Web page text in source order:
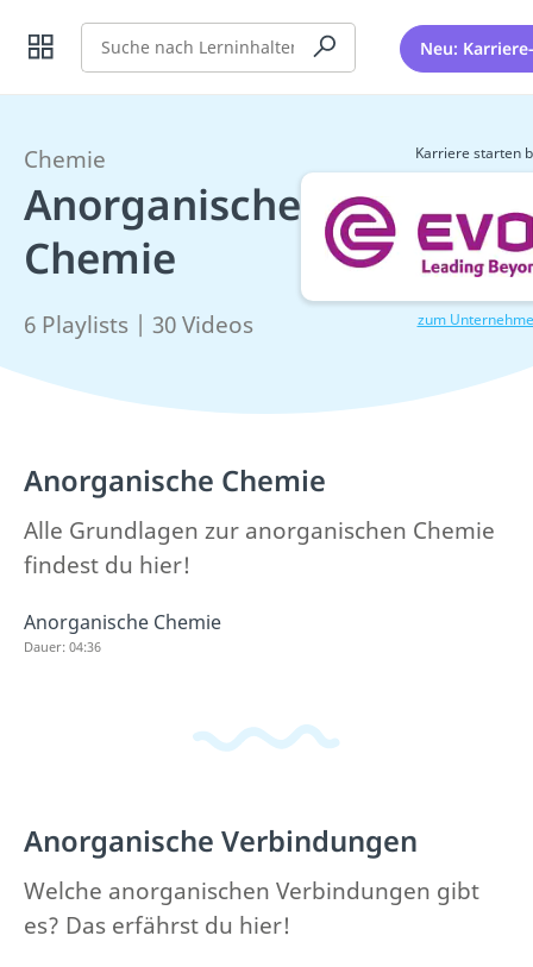
Suche Neu:
Chemie
Anorganische
Chemie
6 Playlists | 30 Videos
Karriere starten
zum
Anorganische Chemie
Alle Grundlagen zur anorganischen Chemie
findest du hier!
Anorganische Chemie
Dauer: 04:36
Anorganische Verbindungen
Welche anorganischen Verbindungen gibt
es? Das erfährst du hier!